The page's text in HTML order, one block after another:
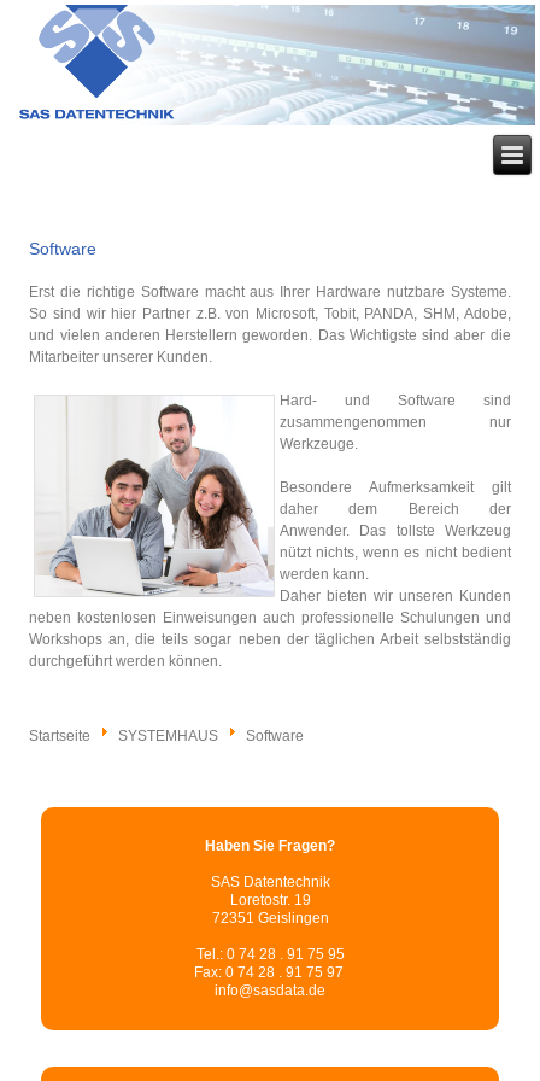
Software
Erst die richtige Software macht aus Ihrer Hardware nutzbare Systeme.
So sind wir hier Partner z.B. von Microsoft, Tobit, PANDA, SHM, Adobe,
und vielen anderen Herstellern geworden. Das Wichtigste sind aber die
Mitarbeiter unserer Kunden.
Hard- und Software sind
zusammengenommen nur
Werkzeuge.
Besondere Aufmerksamkeit gilt
daher dem Bereich der
Anwender. Das tollste Werkzeug
nützt nichts, wenn es nicht bedient
werden kann.
Daher bieten wir unseren Kunden
neben kostenlosen Einweisungen auch professionelle Schulungen und
Workshops an, die teils sogar neben der täglichen Arbeit selbstständig
durchgeführt werden können.
Startseite SYSTEMHAUS Software
Haben Sie Fragen?
SAS Datentechnik
Loretostr. 19
72351 Geislingen
Tel.: 0 74 28 . 91 75 95
Fax: 0 74 28 . 91 75 97
info@sasdata.de